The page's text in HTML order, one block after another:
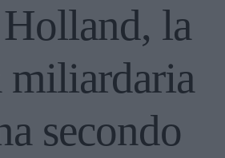
la
miliardaria
secondo